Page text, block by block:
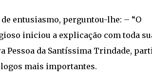
entusiasmo, perguntou-lhe: – “O
iniciou a explicação com toda
Pessoa da Santíssima Trindade,
mais importantes.